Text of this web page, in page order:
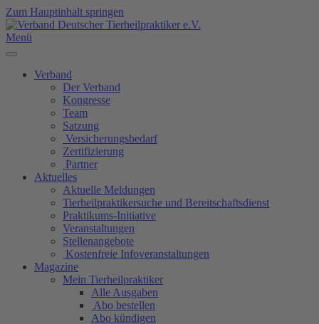
Zum Hauptinhalt springen
Menü
Verband
Der Verband
Kongresse
Team
Satzung
Versicherungsbedarf
Zertifizierung
Partner
Aktuelles
Aktuelle Meldungen
Tierheilpraktikersuche und Bereitschaftsdienst
Praktikums-Initiative
Veranstaltungen
Stellenangebote
Kostenfreie Infoveranstaltungen
Magazine
Mein Tierheilpraktiker
Alle Ausgaben
Abo bestellen
Abo kündigen